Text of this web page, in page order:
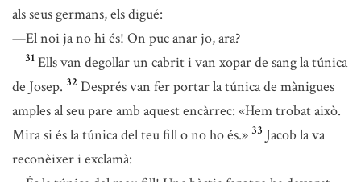
als seus germans, els digué:
—El noi ja no hi és! On puc anar jo, ara?
31 Ells van degollar un cabrit i van xopar de sang la túnica
de Josep. 32 Després van fer portar la túnica de mànigues
amples al seu pare amb aquest encàrrec: «Hem trobat això.
Mira si és la túnica del teu fill o no ho és.» 33 Jacob la va
reconèixer i exclamà: